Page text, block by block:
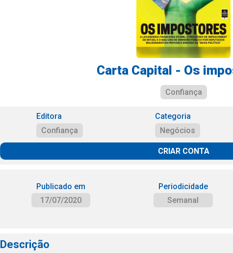
Carta Capital - Os
Confiança
Editora
Confiança
Categoria
Negócios
CRIAR CONTA
Publicado em
17/07/2020
Periodicidade
Semanal
Descrição